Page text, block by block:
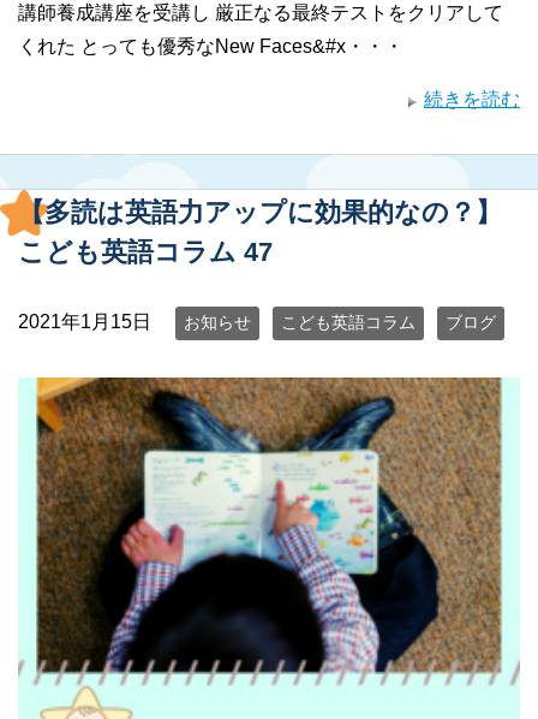
講師養成講座を受講し 厳正なる最終テストをクリアして
くれた とっても優秀なNew Faces&#x・・・
続きを読む
【多読は英語力アップに効果的なの？】
こども英語コラム 47
2021年1月15日 お知らせ こども英語コラム ブログ